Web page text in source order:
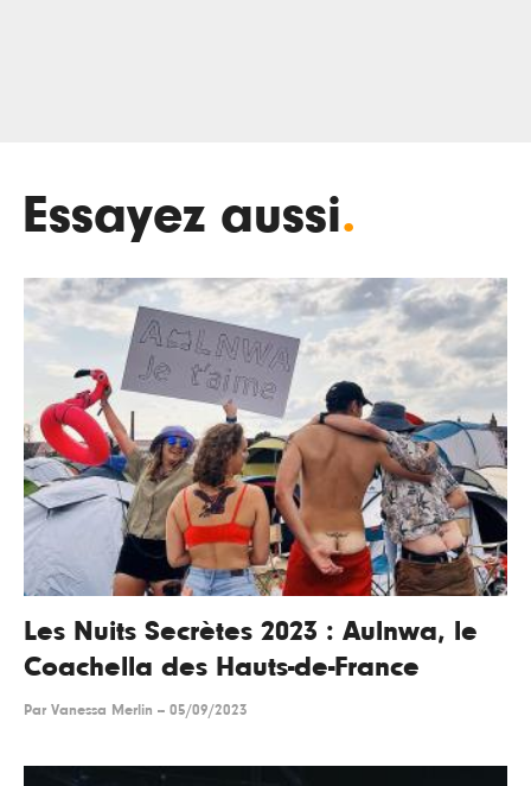
Essayez aussi.
Les Nuits Secrètes 2023 : Aulnwa, le
Coachella des Hauts-de-France
Par Vanessa Merlin -- 05/09/2023